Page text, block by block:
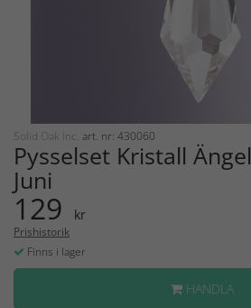
Solid Oak Inc. art. nr: 430060
Pysselset Kristall Ängel
Juni
129 kr
Prishistorik
Finns i lager
HANDLA